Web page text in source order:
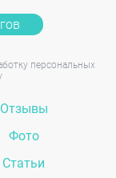
персональных
Отзывы
Фото
Статьи